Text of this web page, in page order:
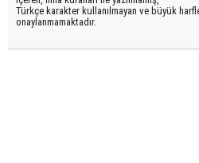
Türkçe karakter kullanılmayan ve büyük
onaylanmamaktadır.